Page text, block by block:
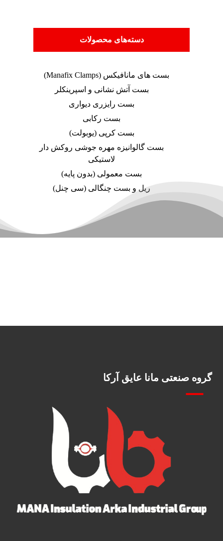
دسته‌های محصولات
بست های مانافیکس (Manafix Clamps)
بست آتش نشانی و اسپرینکلر
بست رایزری دیواری
بست رکابی
بست کرپی (یوبولت)
بست گالوانیزه مهره جوشی روکش دار
لاستیکی
بست معمولی (بدون پایه)
ریل و بست چنگالی (سی چنل)
گروه صنعتی مانا عایق آرکا